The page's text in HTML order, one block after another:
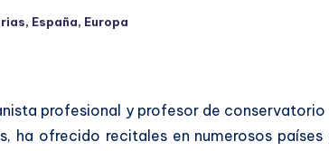
, España, Europa
profesional y profesor de
ha ofrecido recitales en numerosos